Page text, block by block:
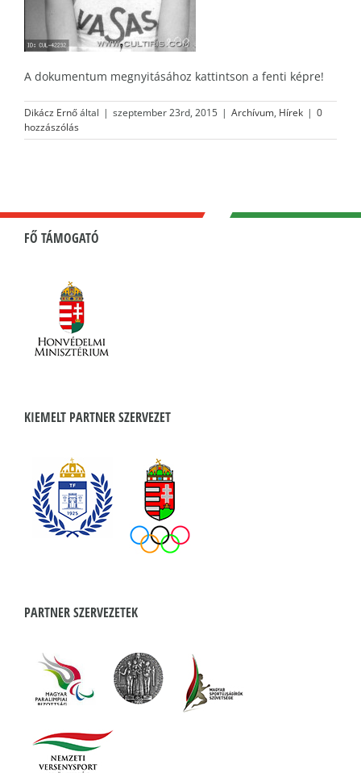
A dokumentum megnyitásához kattintson a fenti képre!
Dikácz Ernőáltal | szeptember 23rd, 2015 | Archívum, Hírek | 0
hozzászólás
FŐ TÁMOGATÓ
KIEMELT PARTNER SZERVEZET
PARTNER SZERVEZETEK